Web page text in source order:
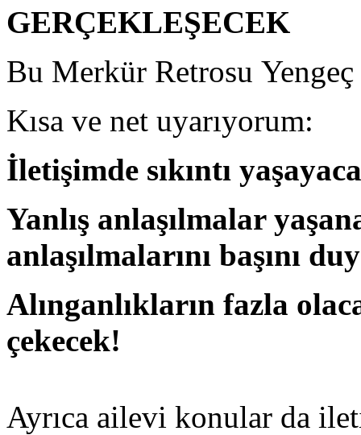
GERÇEKLEŞECEK
Bu Merkür Retrosu
Kısa ve net uyarıyorum:
İletişimde sıkıntı
Yanlış anlaşılmalar
anlaşılmalarını başını
Alınganlıkların fazla
çekecek!
Ayrıca ailevi konular da